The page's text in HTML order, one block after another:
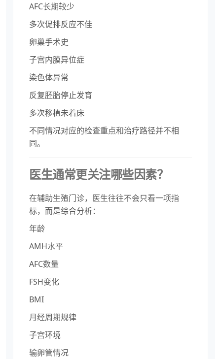
AFC长期较少
多次促排反应不佳
卵巢手术史
子宫内膜异位症
染色体异常
反复胚胎停止发育
多次移植未着床
不同情况对应的检查重点和治疗路径并不相
同。
医生通常更关注哪些因素？
在辅助生殖门诊，医生往往不会只看一项指
标，而是综合分析：
年龄
AMH水平
AFC数量
FSH变化
BMI
月经周期规律
子宫环境
输卵管情况